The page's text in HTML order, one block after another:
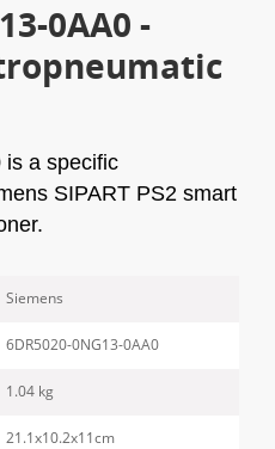
0AA0 -
is a specific
SIPART PS2 smart
Siemens
6DR5020-0NG13-0AA0
1.04 kg
21.1x10.2x11cm